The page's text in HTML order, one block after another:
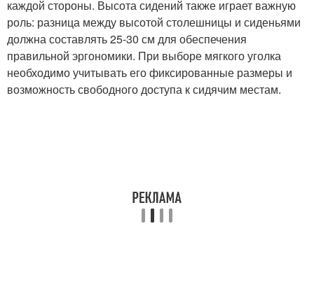
каждой стороны. Высота сидений также играет важную
роль: разница между высотой столешницы и сиденьями
должна составлять 25-30 см для обеспечения
правильной эргономики. При выборе мягкого уголка
необходимо учитывать его фиксированные размеры и
возможность свободного доступа к сидячим местам.